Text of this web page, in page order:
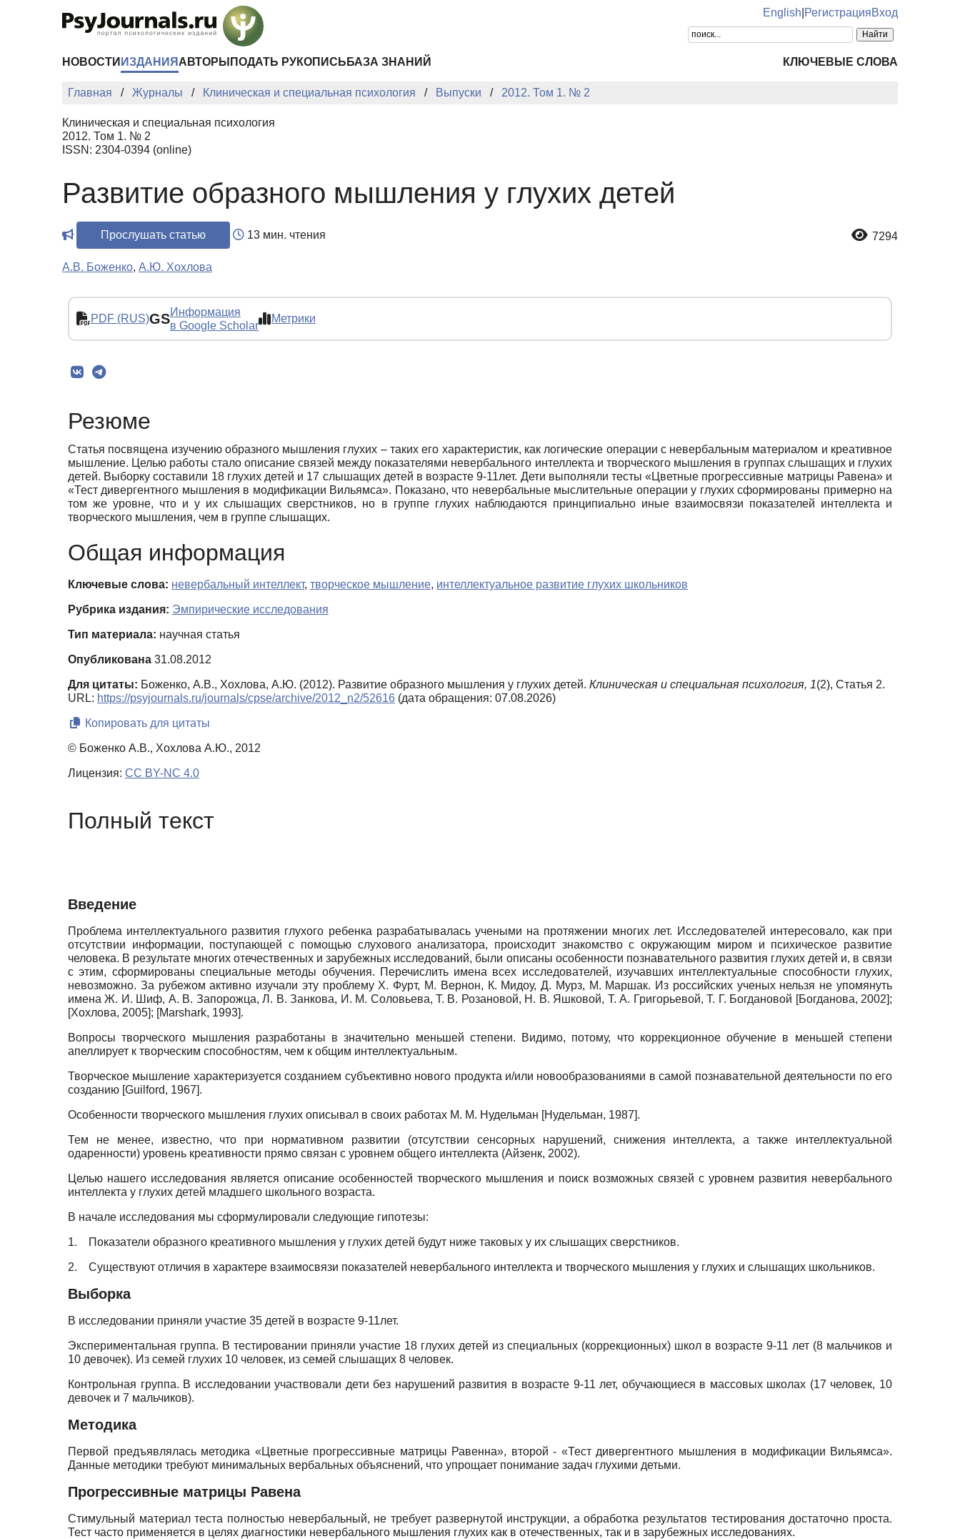
English РегистрацияВход
НОВОСТИ ИЗДАНИЯ АВТОРЫ ПОДАТЬ РУКОПИСЬ БАЗА ЗНАНИЙ КЛЮЧЕВЫЕ СЛОВА
Главная Журналы Клиническая и специальная психология Выпуски 2012. Том 1. № 2
Клиническая и специальная психология
2012. Том 1. № 2
ISSN: 2304-0394 (online)
Развитие образного мышления у глухих детей
Прослушать статью 13 мин. чтения 7294
А.В. Боженко, А.Ю. Хохлова
PDF (RUS)GSИнформация
в Google Scholar
Метрики
Резюме
Статья посвящена изучению образного мышления глухих – таких его характеристик, как логические операции с невербальным материалом и креативное
мышление. Целью работы стало описание связей между показателями невербального интеллекта и творческого мышления в группах слышащих и глухих
детей. Выборку составили 18 глухих детей и 17 слышащих детей в возрасте 9-11лет. Дети выполняли тесты «Цветные прогрессивные матрицы Равена» и
«Тест дивергентного мышления в модификации Вильямса». Показано, что невербальные мыслительные операции у глухих сформированы примерно на
том же уровне, что и у их слышащих сверстников, но в группе глухих наблюдаются принципиально иные взаимосвязи показателей интеллекта и
творческого мышления, чем в группе слышащих.
Общая информация
Ключевые слова: невербальный интеллект, творческое мышление, интеллектуальное развитие глухих школьников
Рубрика издания: Эмпирические исследования
Тип материала: научная статья
Опубликована 31.08.2012
Для цитаты: Боженко, А.В., Хохлова, А.Ю. (2012). Развитие образного мышления у глухих детей. Клиническая и специальная психология, 1(2), Статья 2.
URL: https://psyjournals.ru/journals/cpse/archive/2012_n2/52616 (дата обращения: 07.08.2026)
Копировать для цитаты
© Боженко А.В., Хохлова А.Ю., 2012
Лицензия: CC BY-NC 4.0
Полный текст
Введение
Проблема интеллектуального развития глухого ребенка разрабатывалась учеными на протяжении многих лет. Исследователей интересовало, как при
отсутствии информации, поступающей с помощью слухового анализатора, происходит знакомство с окружающим миром и психическое развитие
человека. В результате многих отечественных и зарубежных исследований, были описаны особенности познавательного развития глухих детей и, в связи
с этим, сформированы специальные методы обучения. Перечислить имена всех исследователей, изучавших интеллектуальные способности глухих,
невозможно. За рубежом активно изучали эту проблему Х. Фурт, М. Вернон, К. Мидоу, Д. Мурз, М. Маршак. Из российских ученых нельзя не упомянуть
имена Ж. И. Шиф, А. В. Запорожца, Л. В. Занкова, И. М. Соловьева, Т. В. Розановой, Н. В. Яшковой, Т. А. Григорьевой, Т. Г. Богдановой [Богданова, 2002];
[Хохлова, 2005]; [Marshark, 1993].
Вопросы творческого мышления разработаны в значительно меньшей степени. Видимо, потому, что коррекционное обучение в меньшей степени
апеллирует к творческим способностям, чем к общим интеллектуальным.
Творческое мышление характеризуется созданием субъективно нового продукта и/или новообразованиями в самой познавательной деятельности по его
созданию [Guilford, 1967].
Особенности творческого мышления глухих описывал в своих работах М. М. Нудельман [Нудельман, 1987].
Тем не менее, известно, что при нормативном развитии (отсутствии сенсорных нарушений, снижения интеллекта, а также интеллектуальной
одаренности) уровень креативности прямо связан с уровнем общего интеллекта (Айзенк, 2002).
Целью нашего исследования является описание особенностей творческого мышления и поиск возможных связей с уровнем развития невербального
интеллекта у глухих детей младшего школьного возраста.
В начале исследования мы сформулировали следующие гипотезы:
1. Показатели образного креативного мышления у глухих детей будут ниже таковых у их слышащих сверстников.
2. Существуют отличия в характере взаимосвязи показателей невербального интеллекта и творческого мышления у глухих и слышащих школьников.
Выборка
В исследовании приняли участие 35 детей в возрасте 9-11лет.
Экспериментальная группа. В тестировании приняли участие 18 глухих детей из специальных (коррекционных) школ в возрасте 9-11 лет (8 мальчиков и
10 девочек). Из семей глухих 10 человек, из семей слышащих 8 человек.
Контрольная группа. В исследовании участвовали дети без нарушений развития в возрасте 9-11 лет, обучающиеся в массовых школах (17 человек, 10
девочек и 7 мальчиков).
Методика
Первой предъявлялась методика «Цветные прогрессивные матрицы Равенна», второй - «Тест дивергентного мышления в модификации Вильямса».
Данные методики требуют минимальных вербальных объяснений, что упрощает понимание задач глухими детьми.
Прогрессивные матрицы Равена
Стимульный материал теста полностью невербальный, не требует развернутой инструкции, а обработка результатов тестирования достаточно проста.
Тест часто применяется в целях диагностики невербального мышления глухих как в отечественных, так и в зарубежных исследованиях.